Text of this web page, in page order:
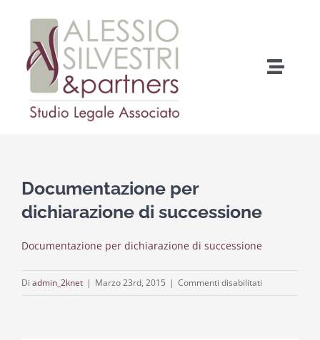
contenuto
Toggle
Home
Cosa facciamo
Come fare per…
Documentazione per
dichiarazione di successione
Documentazione per dichiarazione di successione
Di admin_2knet | Marzo 23rd, 2015 | Commenti disabilitati